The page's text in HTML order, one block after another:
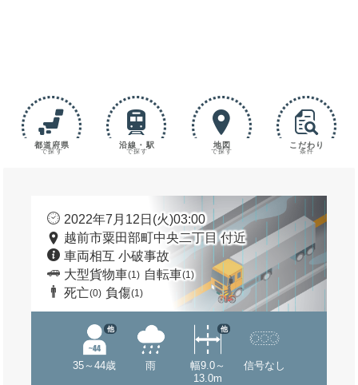
都道府県
で探す
沿線・駅
で探す
地図
で探す
こだわり
条件
2022年7月12日(火)03:00
越前市粟田部町中央二丁目 付近
車両相互 小破事故
大型貨物車(1) 自転車(1)
死亡(0) 負傷(1)
35～44歳
他
雨
幅9.0～
13.0m
他
信号なし